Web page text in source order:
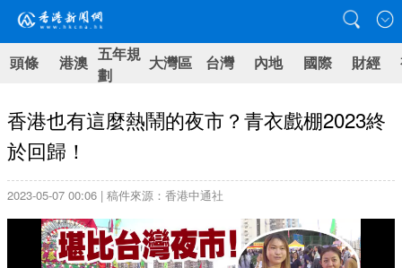
頭條 港澳 五年規
劃
大灣區 台灣 內地 國際 財經
香港也有這麼熱鬧的夜市？青衣戲棚2023終
於回歸！
2023-05-07 00:06 | 稿件來源：香港中通社